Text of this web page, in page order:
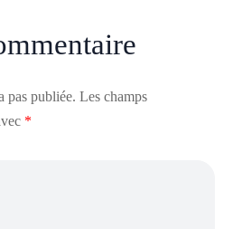
pas publiée. Les champs
*